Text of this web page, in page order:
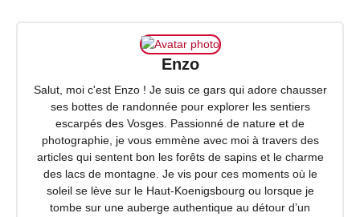
Enzo
Salut, moi c'est Enzo ! Je suis ce gars qui adore chausser
ses bottes de randonnée pour explorer les sentiers
escarpés des Vosges. Passionné de nature et de
photographie, je vous emmène avec moi à travers des
articles qui sentent bon les forêts de sapins et le charme
des lacs de montagne. Je vis pour ces moments où le
soleil se lève sur le Haut-Koenigsbourg ou lorsque je
tombe sur une auberge authentique au détour d’un